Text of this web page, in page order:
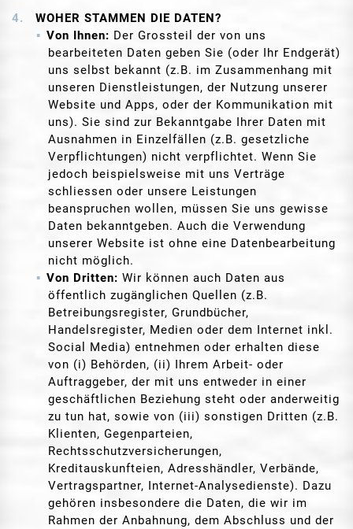
WOHER STAMMEN DIE DATEN?
Von Ihnen: Der Grossteil der von uns
bearbeiteten Daten geben Sie (oder Ihr Endgerät)
uns selbst bekannt (z.B. im Zusammenhang mit
unseren Dienstleistungen, der Nutzung unserer
Website und Apps, oder der Kommunikation mit
uns). Sie sind zur Bekanntgabe Ihrer Daten mit
Ausnahmen in Einzelfällen (z.B. gesetzliche
Verpflichtungen) nicht verpflichtet. Wenn Sie
jedoch beispielsweise mit uns Verträge
schliessen oder unsere Leistungen
beanspruchen wollen, müssen Sie uns gewisse
Daten bekanntgeben. Auch die Verwendung
unserer Website ist ohne eine Datenbearbeitung
nicht möglich.
Von Dritten: Wir können auch Daten aus
öffentlich zugänglichen Quellen (z.B.
Betreibungsregister, Grundbücher,
Handelsregister, Medien oder dem Internet inkl.
Social Media) entnehmen oder erhalten diese
von (i) Behörden, (ii) Ihrem Arbeit- oder
Auftraggeber, der mit uns entweder in einer
geschäftlichen Beziehung steht oder anderweitig
zu tun hat, sowie von (iii) sonstigen Dritten (z.B.
Klienten, Gegenparteien,
Rechtsschutzversicherungen,
Kreditauskunfteien, Adresshändler, Verbände,
Vertragspartner, Internet-Analysedienste). Dazu
gehören insbesondere die Daten, die wir im
Rahmen der Anbahnung, dem Abschluss und der